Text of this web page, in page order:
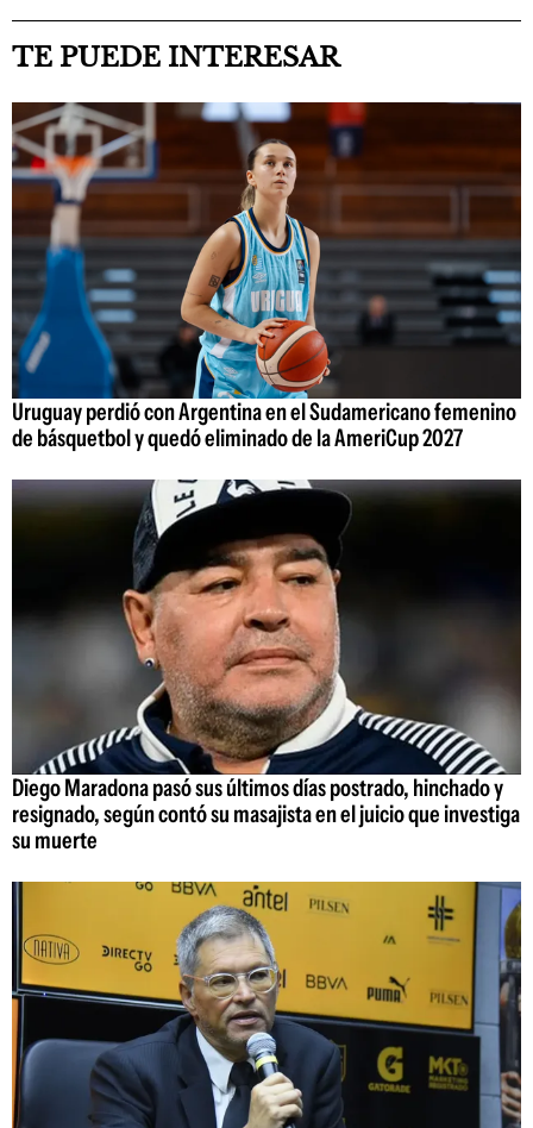
TE PUEDE INTERESAR
Uruguay perdió con Argentina en el Sudamericano femenino
de básquetbol y quedó eliminado de la AmeriCup 2027
Diego Maradona pasó sus últimos días postrado, hinchado y
resignado, según contó su masajista en el juicio que investiga
su muerte